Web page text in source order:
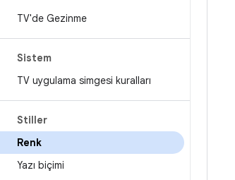
TV'de Gezinme
Sistem
TV uygulama simgesi kuralları
Stiller
Renk
Yazı biçimi